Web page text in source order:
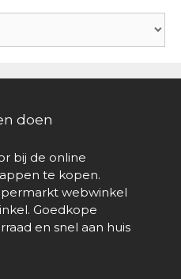
doen
bij de online
te kopen.
webwinkel
Goedkope
en snel aan huis